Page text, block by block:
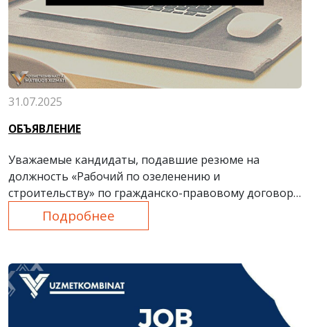
31.07.2025
ОБЪЯВЛЕНИЕ
Уважаемые кандидаты, подавшие резюме на
должность «Рабочий по озеленению и
строительству» по гражданско-правовому договору
сроком на 2 месяца в ООО “Bekobod klining xizmati”!
Подробнее